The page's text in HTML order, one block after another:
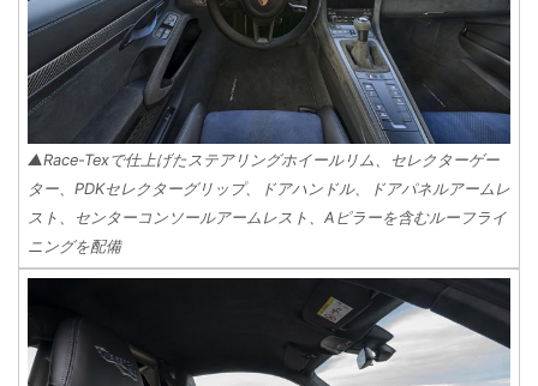
▲Race-Texで仕上げたステアリングホイールリム、セレクターゲー
ター、PDKセレクターグリップ、ドアハンドル、ドアパネルアームレ
スト、センターコンソールアームレスト、Aピラーを含むルーフライ
ニングを配備